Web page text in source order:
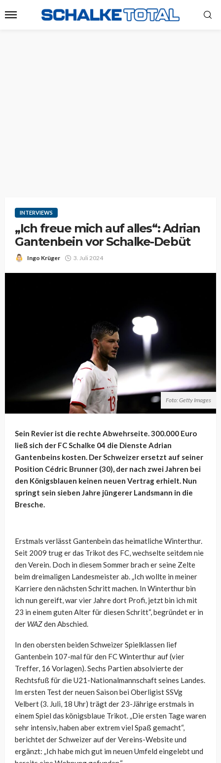
INTERVIEWS
„Ich freue mich auf alles“: Adrian
Gantenbein vor Schalke-Debüt
Ingo Krüger 3. Juli 2024
Foto: Getty Images
Sein Revier ist die rechte Abwehrseite. 300.000 Euro
ließ sich der FC Schalke 04 die Dienste Adrian
Gantenbeins kosten. Der Schweizer ersetzt auf seiner
Position Cédric Brunner (30), der nach zwei Jahren bei
den Königsblauen keinen neuen Vertrag erhielt. Nun
springt sein sieben Jahre jüngerer Landsmann in die
Bresche.
Erstmals verlässt Gantenbein das heimatliche Winterthur.
Seit 2009 trug er das Trikot des FC, wechselte seitdem nie
den Verein. Doch in diesem Sommer brach er seine Zelte
beim dreimaligen Landesmeister ab. „Ich wollte in meiner
Karriere den nächsten Schritt machen. In Winterthur bin
ich nun gereift, war vier Jahre dort Profi, jetzt bin ich mit
23 in einem guten Alter für diesen Schritt“, begründet er in
der WAZden Abschied.
In den obersten beiden Schweizer Spielklassen lief
Gantenbein 107-mal für den FC Winterthur auf (vier
Treffer, 16 Vorlagen). Sechs Partien absolvierte der
Rechtsfuß für die U21-Nationalmannschaft seines Landes.
Im ersten Test der neuen Saison bei Oberligist SSVg
Velbert (3. Juli, 18 Uhr) trägt der 23-Jährige erstmals in
einem Spiel das königsblaue Trikot. „Die ersten Tage waren
sehr intensiv, haben aber extrem viel Spaß gemacht“,
berichtet der Schweizer auf der Vereins-Website und
ergänzt: „Ich habe mich gut im neuen Umfeld eingelebt und